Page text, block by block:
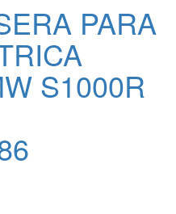
PARA
S1000R